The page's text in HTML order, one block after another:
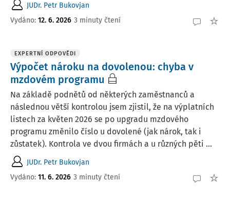
JUDr. Petr Bukovjan
Vydáno: 12. 6. 2026 3 minuty čtení
EXPERTNÍ ODPOVĚDI
Výpočet nároku na dovolenou: chyba v
mzdovém programu
Na základě podnětů od některých zaměstnanců a
následnou větší kontrolou jsem zjistil, že na výplatních
listech za květen 2026 se po upgradu mzdového
programu změnilo číslo u dovolené (jak nárok, tak i
zůstatek). Kontrola ve dvou firmách a u různých pěti ...
JUDr. Petr Bukovjan
Vydáno: 11. 6. 2026 3 minuty čtení